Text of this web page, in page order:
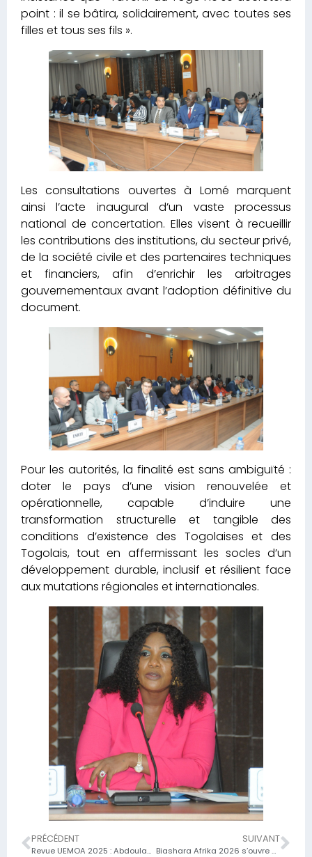
point : il se bâtira, solidairement, avec toutes ses
filles et tous ses fils ».
Les consultations ouvertes à Lomé marquent
ainsi l’acte inaugural d’un vaste processus
national de concertation. Elles visent à recueillir
les contributions des institutions, du secteur privé,
de la société civile et des partenaires techniques
et financiers, afin d’enrichir les arbitrages
gouvernementaux avant l’adoption définitive du
document.
Pour les autorités, la finalité est sans ambiguïté :
doter le pays d’une vision renouvelée et
opérationnelle, capable d’induire une
transformation structurelle et tangible des
conditions d’existence des Togolaises et des
Togolais, tout en affermissant les socles d’un
développement durable, inclusif et résilient face
aux mutations régionales et internationales.
PRÉCÉDENT
Revue UEMOA 2025 : Abdoulaye Diop salue un taux de 69% pour le Togo et appelle à l’efficacité des réformes
SUIVANT
Biashara Afrika 2026 s’ouvre à Lomé / plus de 1 000 acteurs réunis pour accélérer la mise en œuvre de la ZLECAf